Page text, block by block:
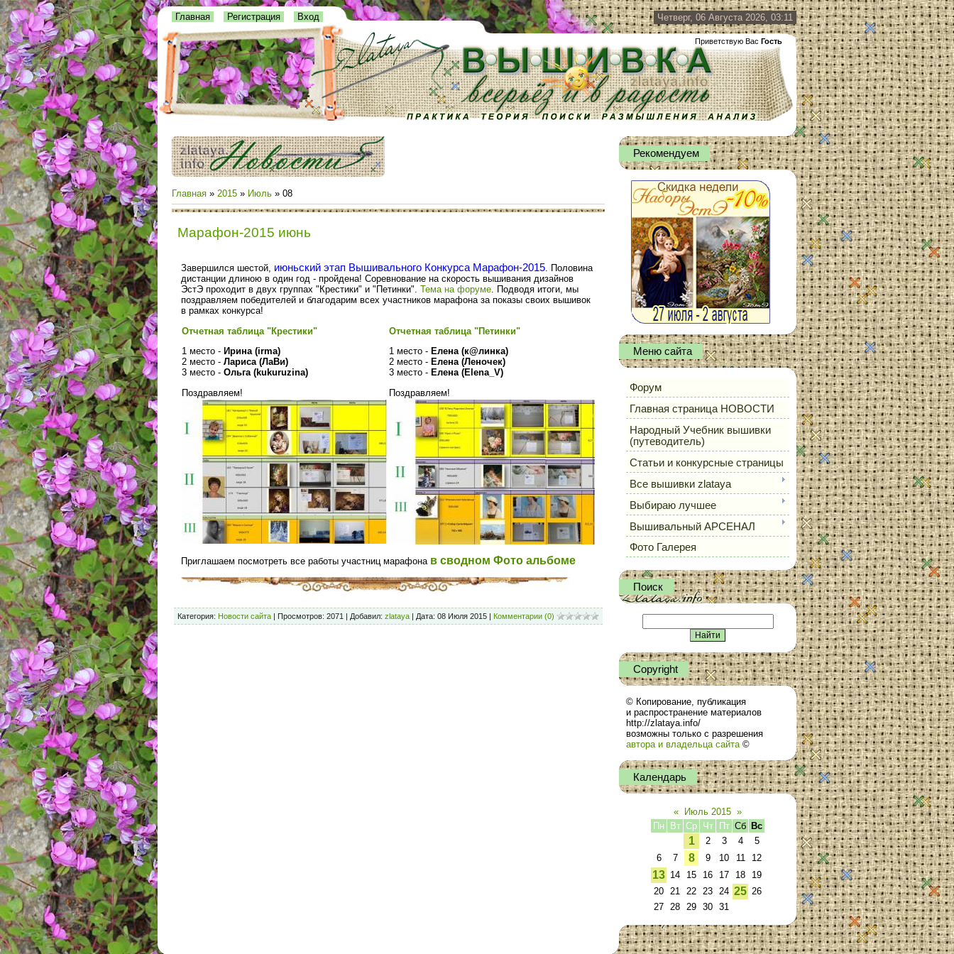
Четверг, 06 Августа 2026, 03:11
Приветствую Вас Гость
Главная Регистрация Вход
Главная » 2015 » Июль » 08
Марафон-2015 июнь
Завершился шестой, июньский этап Вышивального Конкурса Марафон-2015 . Половина
дистанции длиною в один год - пройдена! Соревнование на скорость вышивания дизайнов
ЭстЭ проходит в двух группах "Крестики" и "Петинки". Тема на форуме . Подводя итоги, мы
поздравляем победителей и благодарим всех участников марафона за показы своих вышивок
в рамках конкурса!
Отчетная таблица "Крестики"
1 место - Ирина (irma)
2 место - Лариса (ЛаВи)
3 место - Ольга (kukuruzina)
Поздравляем!
Отчетная таблица "Петинки"
1 место - Елена (к@линка)
2 место - Елена (Леночек)
3 место - Елена (Elena_V)
Поздравляем!
Приглашаем посмотреть все работы участниц марафона в сводном Фото альбоме
Категория: Новости сайта | Просмотров: 2071 | Добавил: zlataya | Дата: 08 Июля 2015 | Комментарии (0)
Рекомендуем
Меню сайта
Форум
Главная страница НОВОСТИ
Народный Учебник вышивки
(путеводитель)
Статьи и конкурсные страницы
Все вышивки zlataya
Выбираю лучшее
Вышивальный АРСЕНАЛ
Фото Галерея
Поиск
Сopyright
© Копирование, публикация
и распространение материалов
http://zlataya.info/
возможны только с разрешения
автора и владельца сайта©
Календарь
« Июль 2015 »
Пн
Вт Ср Чт Пт Сб Вс
1 2 3 4
5
6
7 8 9 10 11 12
13 14 15 16 17 18
19
20 21 22 23 24 25 26
27 28 29 30 31